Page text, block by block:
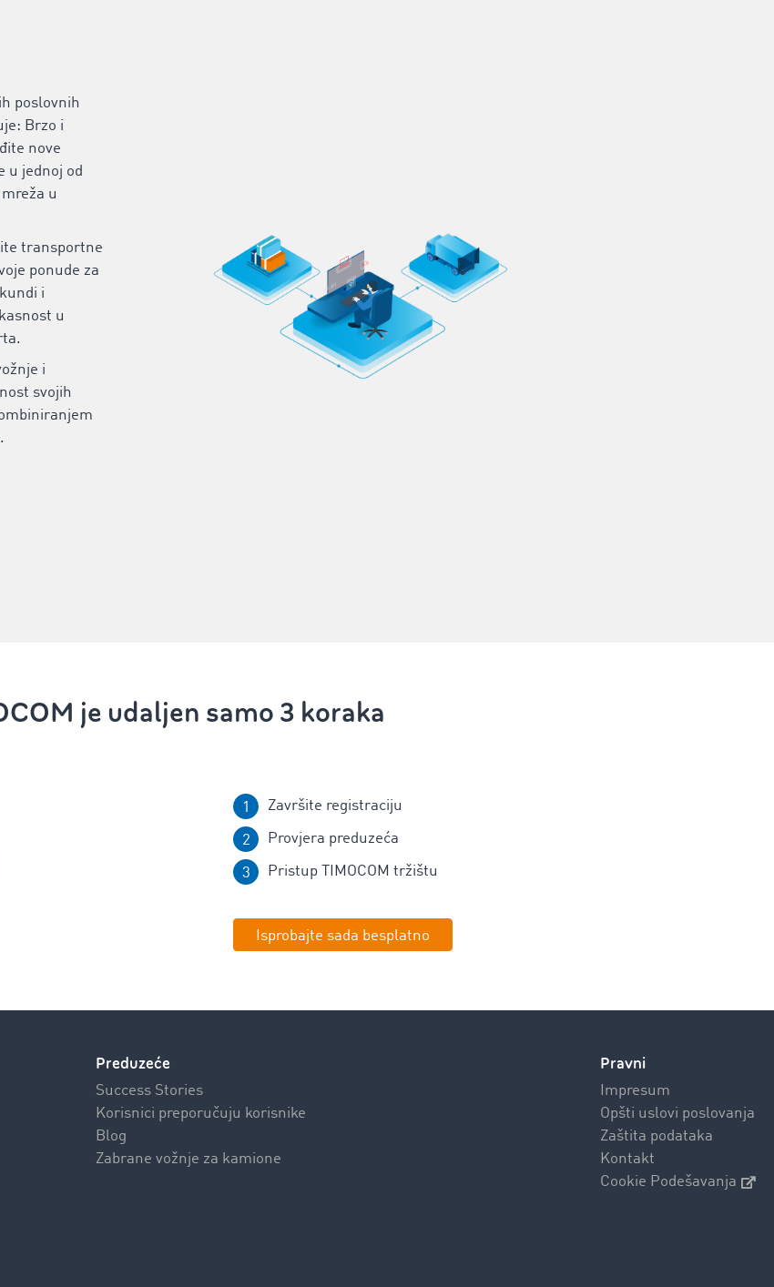
poslovnih
Brzo i
nove
u jednoj od
u
transportne
ponude za
i
u
i
svojih
je udaljen samo 3 koraka
Završite registraciju
Provjera preduzeća
Pristup TIMOCOM tržištu
Isprobajte sada besplatno
Preduzeće
Success Stories
Korisnici preporučuju korisnike
Blog
Zabrane vožnje za kamione
Pravni
Impresum
Opšti uslovi poslovanja
Zaštita podataka
Kontakt
Cookie Podešavanja